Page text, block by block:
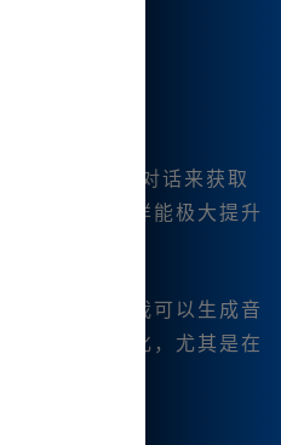
使用内置的AI对话来获取
行互动，这样能极大提升
推出的功能让我可以生成音
作更加多元化，尤其是在